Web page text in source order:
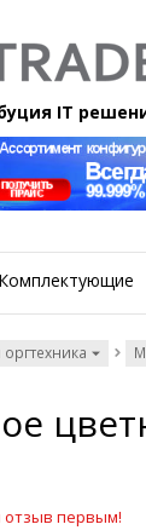
IT
Комплектующие
первым!